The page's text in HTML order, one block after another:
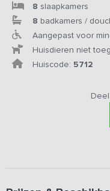
8 slaapkamers
8 badkamers /
Aangepast voor
Huisdieren niet
Huiscode: 5712